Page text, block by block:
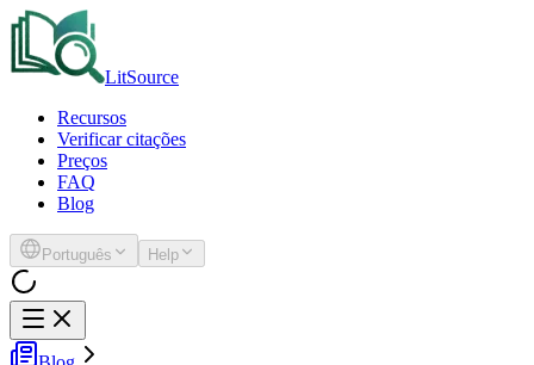
LitSource
Recursos
Verificar citações
Preços
FAQ
Blog
Português Help